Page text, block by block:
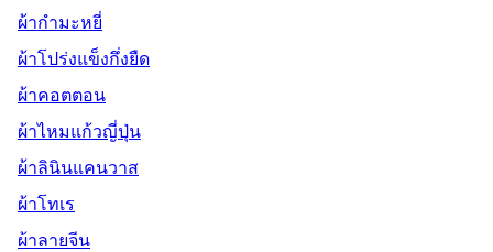
ผ้ากำมะหยี่
ผ้าโปร่งแข็งกึ่งยืด
ผ้าคอตตอน
ผ้าไหมแก้วญี่ปุ่น
ผ้าลินินแคนวาส
ผ้าโทเร
ผ้าลายจีน